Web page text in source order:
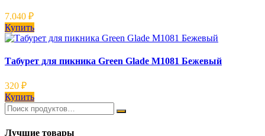
7.040 ₽
Купить
Табурет для пикника Green Glade М1081 Бежевый
320 ₽
Купить
Лучшие товары